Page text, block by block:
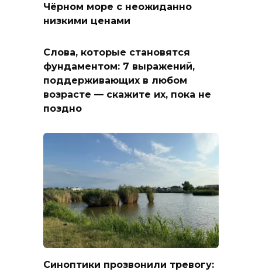
Чёрном море с неожиданно
низкими ценами
Слова, которые становятся
фундаментом: 7 выражений,
поддерживающих в любом
возрасте — скажите их, пока не
поздно
Синоптики прозвонили тревогу: